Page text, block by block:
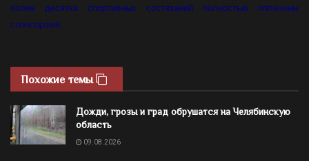
более десятка спортивных состязаний полностью оплачены
спонсорами.
Похожие темы
Дожди, грозы и град обрушатся на Челябинскую
область
09.08.2026